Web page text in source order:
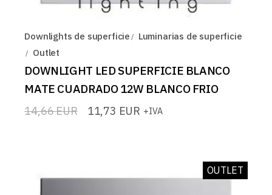
Downlights de superficie
Luminarias de superficie
Outlet
DOWNLIGHT LED SUPERFICIE BLANCO
MATE CUADRADO 12W BLANCO FRIO
14,66EUR
El 11,73 EUR
El +IVA
OUTLET